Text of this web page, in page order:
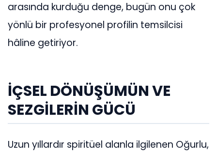
arasında kurduğu denge, bugün onu çok
yönlü bir profesyonel profilin temsilcisi
hâline getiriyor.
İÇSEL DÖNÜŞÜMÜN VE
SEZGİLERİN GÜCÜ
Uzun yıllardır spiritüel alanla ilgilenen Oğurlu,